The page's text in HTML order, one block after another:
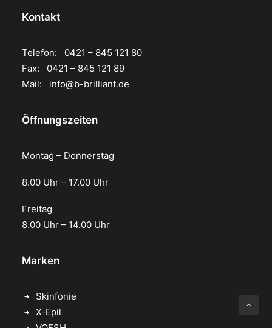
Kontakt
Telefon: 0421 – 845 121 80
Fax: 0421 – 845 121 89
Mail: info@b-brilliant.de
Öffnungszeiten
Montag – Donnerstag
8.00 Uhr – 17.00 Uhr​
Freitag
8.00 Uhr – 14.00 Uhr
Marken
Skinfonie
X-Epil